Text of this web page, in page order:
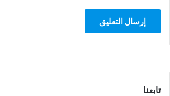
تابعنا